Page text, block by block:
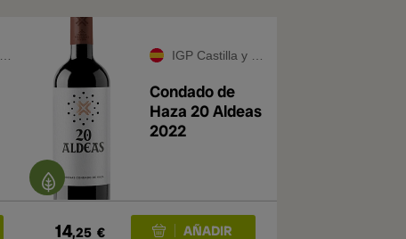
IGP Castilla y León
Condado de
Haza 20 Aldeas
2022
14,25 €